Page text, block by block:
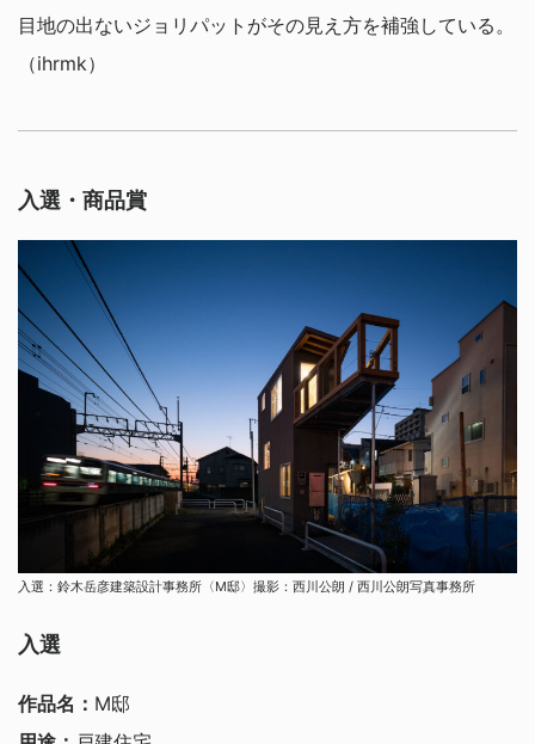
目地の出ないジョリパットがその見え方を補強している。
（ihrmk）
入選・商品賞
入選：鈴木岳彦建築設計事務所〈M邸〉撮影：西川公朗 / 西川公朗写真事務所
入選
作品名： M邸